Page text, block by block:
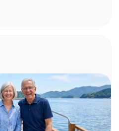
Атами
Киото
Аманохасидате